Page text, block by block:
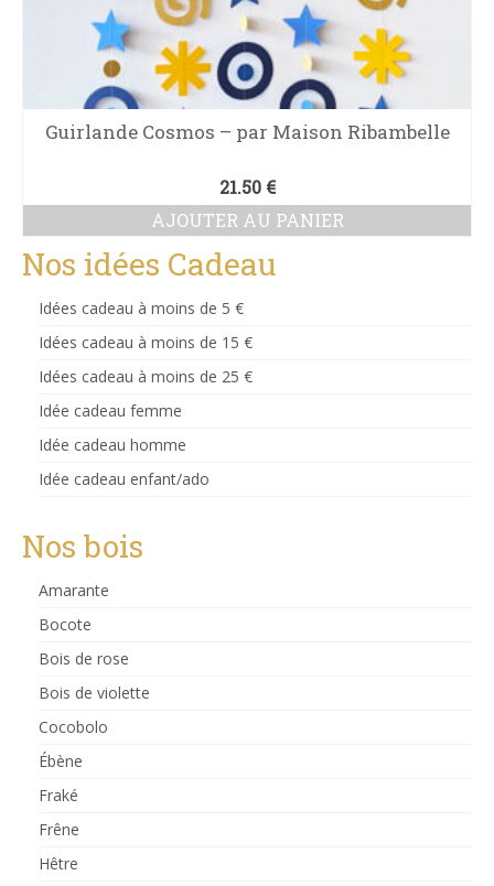
Guirlande Cosmos – par Maison Ribambelle
21.50 €
AJOUTER AU PANIER
Nos idées Cadeau
Idées cadeau à moins de 5 €
Idées cadeau à moins de 15 €
Idées cadeau à moins de 25 €
Idée cadeau femme
Idée cadeau homme
Idée cadeau enfant/ado
Nos bois
Amarante
Bocote
Bois de rose
Bois de violette
Cocobolo
Ébène
Fraké
Frêne
Hêtre